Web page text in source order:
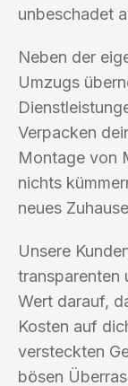
unbeschadet
Neben der
Umzugs
Verpacken
Montage von
nichts
neues
Unsere
transparenten
Wert darauf,
Kosten auf
versteckten
bösen